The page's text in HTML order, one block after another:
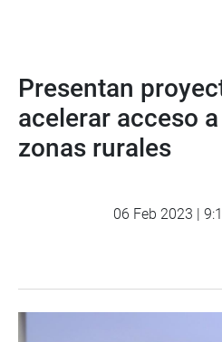
Presentan
acelerar acceso
zonas rurales
06 Feb 2023 |